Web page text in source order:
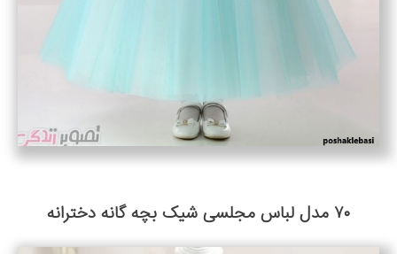
۷۰ مدل لباس مجلسی شیک بچه گانه دخترانه